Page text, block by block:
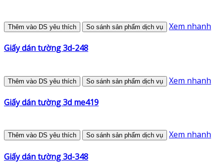
Thêm vào DS yêu thích So sánh sản phẩm dịch vụ Xem nhanh
Giấy dán tường 3d-248
Thêm vào DS yêu thích So sánh sản phẩm dịch vụ Xem nhanh
Giấy dán tường 3d me419
Thêm vào DS yêu thích So sánh sản phẩm dịch vụ Xem nhanh
Giấy dán tường 3d-348